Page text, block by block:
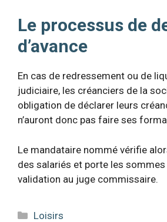
Le processus de
d’avance
En cas de redressement ou de
judiciaire, les créanciers de la
obligation de déclarer leurs
n’auront donc pas faire ses
Le mandataire nommé vérifie
des salariés et porte les
validation au juge commissaire.
Catégories
Loisirs